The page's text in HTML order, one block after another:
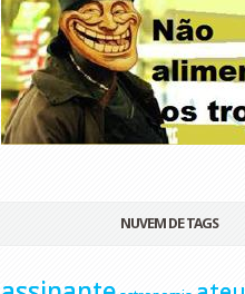
NUVEM DE TAGS